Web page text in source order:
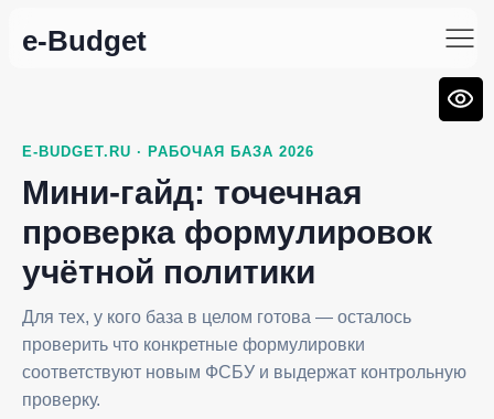
e-Budget
E-BUDGET.RU · РАБОЧАЯ БАЗА 2026
Мини-гайд: точечная
проверка формулировок
учётной политики
Для тех, у кого база в целом готова — осталось
проверить что конкретные формулировки
соответствуют новым ФСБУ и выдержат контрольную
проверку.